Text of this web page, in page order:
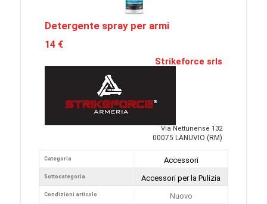
Detergente spray per armi
14 €
Strikeforce srls
Via Nettunense 132
00075 LANUVIO (RM)
Categoria
Sottocategoria
Condizioni articolo
Accessori
Accessori per la Pulizia
Nuovo